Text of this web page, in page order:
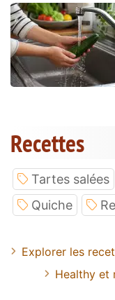
Recettes
Tartes salées
Quiche
Explorer les
Healthy et